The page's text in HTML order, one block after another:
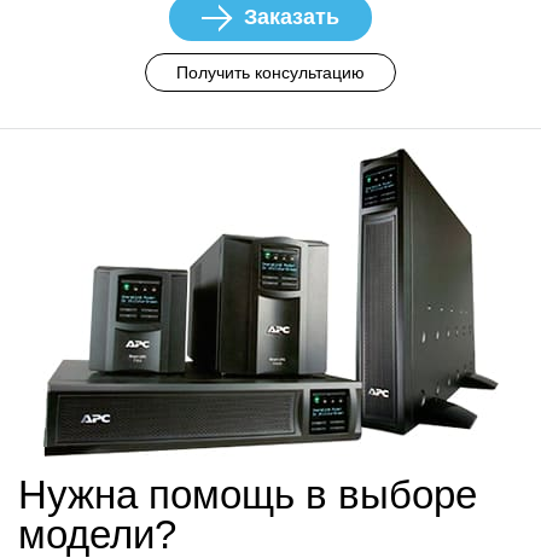
Заказать
Получить консультацию
Нужна помощь в выборе
модели?